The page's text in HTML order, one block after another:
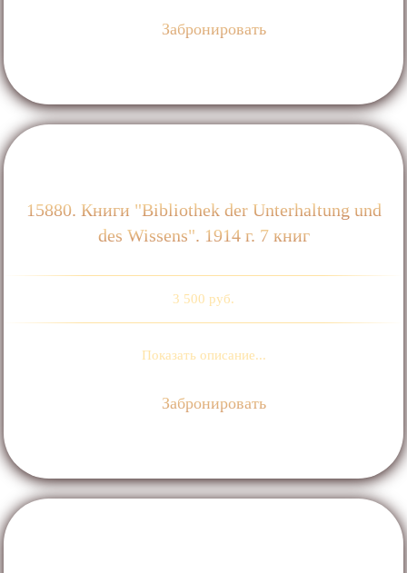
Забронировать
15880. Книги "Bibliothek der Unterhaltung und
des Wissens". 1914 г. 7 книг
3 500 руб.
Показать описание...
Забронировать